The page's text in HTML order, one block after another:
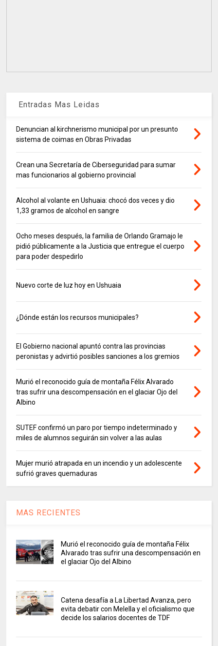
Entradas Mas Leidas
Denuncian al kirchnerismo municipal por un presunto
sistema de coimas en Obras Privadas
Crean una Secretaría de Ciberseguridad para sumar
mas funcionarios al gobierno provincial
Alcohol al volante en Ushuaia: chocó dos veces y dio
1,33 gramos de alcohol en sangre
Ocho meses después, la familia de Orlando Gramajo le
pidió públicamente a la Justicia que entregue el cuerpo
para poder despedirlo
Nuevo corte de luz hoy en Ushuaia
¿Dónde están los recursos municipales?
El Gobierno nacional apuntó contra las provincias
peronistas y advirtió posibles sanciones a los gremios
Murió el reconocido guía de montaña Félix Alvarado
tras sufrir una descompensación en el glaciar Ojo del
Albino
SUTEF confirmó un paro por tiempo indeterminado y
miles de alumnos seguirán sin volver a las aulas
Mujer murió atrapada en un incendio y un adolescente
sufrió graves quemaduras
MAS RECIENTES
Murió el reconocido guía de montaña Félix
Alvarado tras sufrir una descompensación en
el glaciar Ojo del Albino
Catena desafía a La Libertad Avanza, pero
evita debatir con Melella y el oficialismo que
decide los salarios docentes de TDF